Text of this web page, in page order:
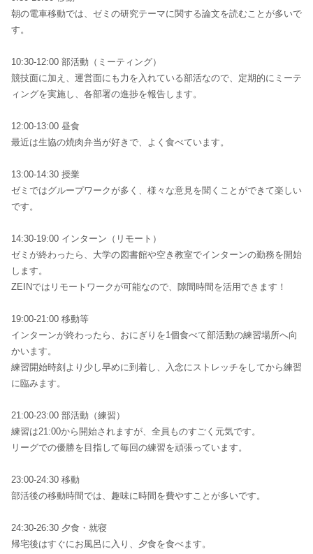
朝の電車移動では、ゼミの研究テーマに関する論文を読むことが多いで
す。
10:30-12:00 部活動（ミーティング）
競技面に加え、運営面にも力を入れている部活なので、定期的にミーテ
ィングを実施し、各部署の進捗を報告します。
12:00-13:00 昼食
最近は生協の焼肉弁当が好きで、よく食べています。
13:00-14:30 授業
ゼミではグループワークが多く、様々な意見を聞くことができて楽しい
です。
14:30-19:00 インターン（リモート）
ゼミが終わったら、大学の図書館や空き教室でインターンの勤務を開始
します。
ZEINではリモートワークが可能なので、隙間時間を活用できます！
19:00-21:00 移動等
インターンが終わったら、おにぎりを1個食べて部活動の練習場所へ向
かいます。
練習開始時刻より少し早めに到着し、入念にストレッチをしてから練習
に臨みます。
21:00-23:00 部活動（練習）
練習は21:00から開始されますが、全員ものすごく元気です。
リーグでの優勝を目指して毎回の練習を頑張っています。
23:00-24:30 移動
部活後の移動時間では、趣味に時間を費やすことが多いです。
24:30-26:30 夕食・就寝
帰宅後はすぐにお風呂に入り、夕食を食べます。